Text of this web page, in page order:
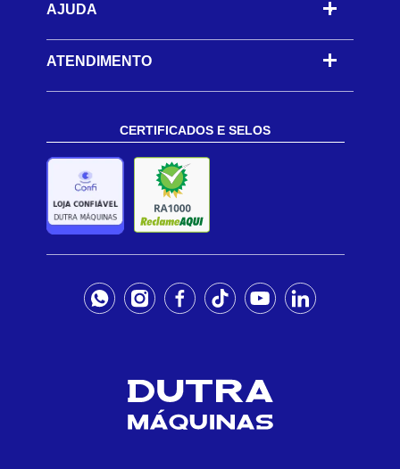
AJUDA -
ATENDIMENTO
CERTIFICADOS E SELOS